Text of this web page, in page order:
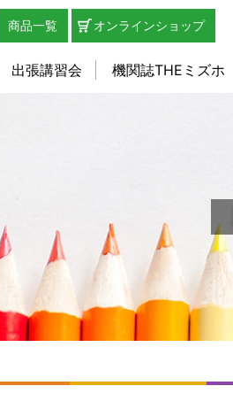
商品一覧 オンラインショップ
出張講習会 機関誌THEミズホ